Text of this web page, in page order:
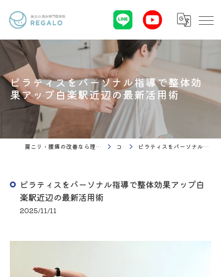
ピラティスをパーソナル指導で整体効
果アップ白楽駅近辺の最新活用術
肩こり・腰痛の改善なら理学療法 整体院Regalo（横浜市神奈川区白楽駅） コラム ピラティスをパーソナル指導で整体効果アップ白楽駅近辺の最新活用術
ピラティスをパーソナル指導で整体効果アップ白
楽駅近辺の最新活用術
2025/11/11